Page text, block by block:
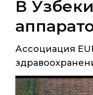
Ассоциация